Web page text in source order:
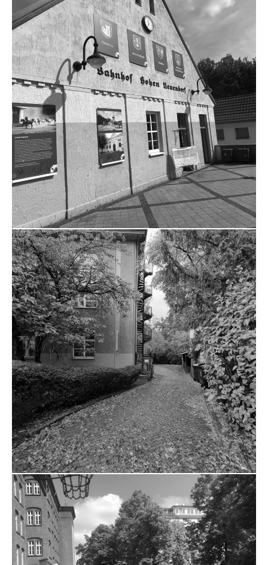
ZUSCHLAG SANIERUNG
RENNBAHN HOPPEGARTEN
ZUM PROJEKT
ZUSCHLAG KULTURBAHNHOF
HOHEN NEUENDORF
ZUM PROJEKT
FREIE UNIVERSITÄT BERLIN
KÖNIGIN-LUISEN-STRASSE